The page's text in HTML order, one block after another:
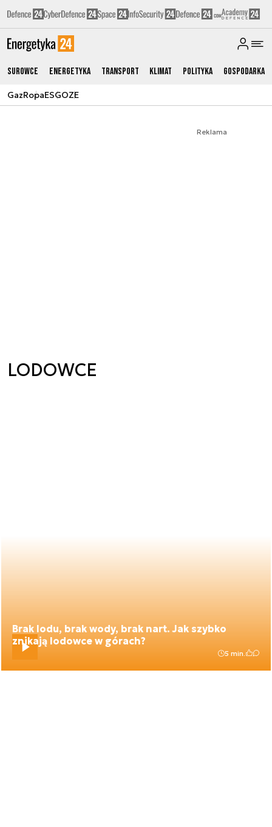
Surowce Energetyka Transport Klimat Polityka Gospodarka
GazRopaESGOZE
Reklama
LODOWCE
Brak lodu, brak wody, brak nart. Jak szybko
znikają lodowce w górach?
5 min.